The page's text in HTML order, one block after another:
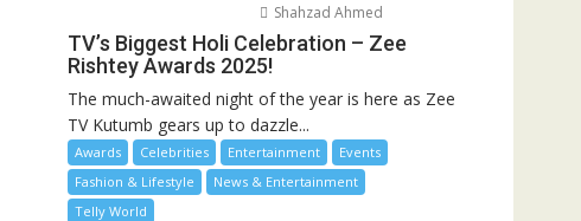
Shahzad Ahmed
TV’s Biggest Holi Celebration – Zee
Rishtey Awards 2025!
The much-awaited night of the year is here as Zee
TV Kutumb gears up to dazzle...
Awards Celebrities Entertainment
Events
Fashion & Lifestyle
News & Entertainment
Telly World